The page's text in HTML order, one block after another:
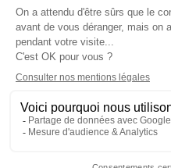
© 2023 JD Automobile